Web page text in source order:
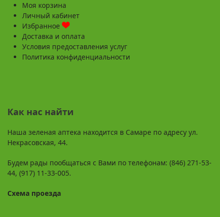
Моя корзина
Личный кабинет
Избранное
Доставка и оплата
Условия предоставления услуг
Политика конфиденциальности
Как нас найти
Наша зеленая аптека находится в Самаре по адресу ул.
Некрасовская, 44.
Будем рады пообщаться с Вами по телефонам: (846) 271-53-
44, (917) 11-33-005.
Схема проезда